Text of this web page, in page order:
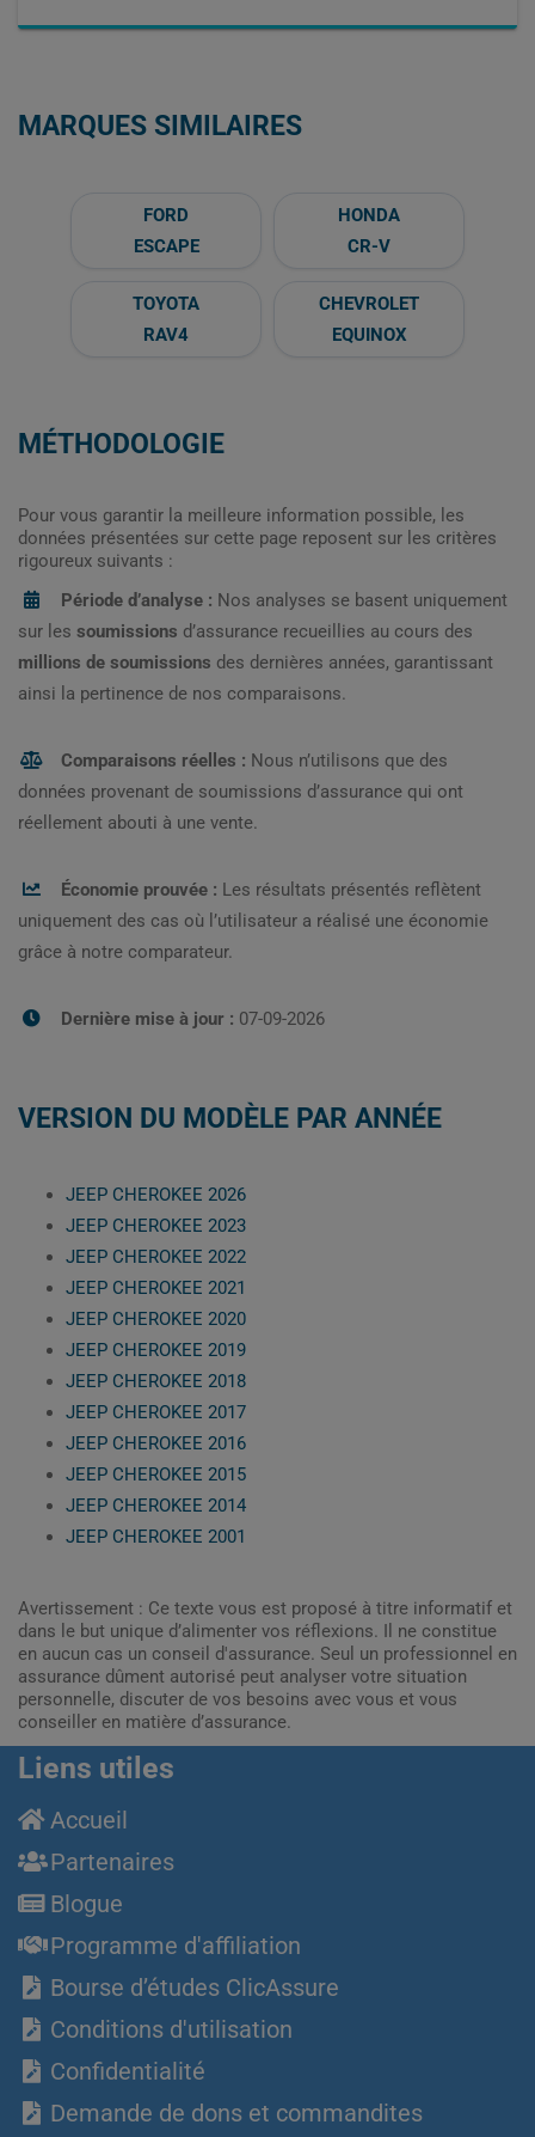
MARQUES SIMILAIRES
FORD
ESCAPE
HONDA
CR-V
TOYOTA
RAV4
CHEVROLET
EQUINOX
MÉTHODOLOGIE
Pour vous garantir la meilleure information possible, les
données présentées sur cette page reposent sur les critères
rigoureux suivants :
Période d’analyse : Nos analyses se basent uniquement
sur les soumissions d’assurance recueillies au cours des
millions de soumissions des dernières années, garantissant
ainsi la pertinence de nos comparaisons.
Comparaisons réelles : Nous n’utilisons que des
données provenant de soumissions d’assurance qui ont
réellement abouti à une vente.
Économie prouvée : Les résultats présentés reflètent
uniquement des cas où l’utilisateur a réalisé une économie
grâce à notre comparateur.
Dernière mise à jour : 07-09-2026
VERSION DU MODÈLE PAR ANNÉE
JEEP CHEROKEE 2026
JEEP CHEROKEE 2023
JEEP CHEROKEE 2022
JEEP CHEROKEE 2021
JEEP CHEROKEE 2020
JEEP CHEROKEE 2019
JEEP CHEROKEE 2018
JEEP CHEROKEE 2017
JEEP CHEROKEE 2016
JEEP CHEROKEE 2015
JEEP CHEROKEE 2014
JEEP CHEROKEE 2001
Avertissement : Ce texte vous est proposé à titre informatif et
dans le but unique d’alimenter vos réflexions. Il ne constitue
en aucun cas un conseil d'assurance. Seul un professionnel en
assurance dûment autorisé peut analyser votre situation
personnelle, discuter de vos besoins avec vous et vous
conseiller en matière d’assurance.
Liens utiles
Accueil
Partenaires
Blogue
Programme d'affiliation
Bourse d’études ClicAssure
Conditions d'utilisation
Confidentialité
Demande de dons et commandites